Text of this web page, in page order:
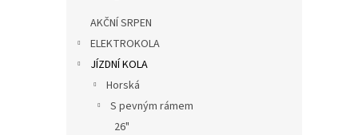
AKČNÍ SRPEN
ELEKTROKOLA
JÍZDNÍ KOLA
Horská
S pevným rámem
26"